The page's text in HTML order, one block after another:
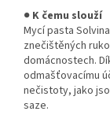
● K čemu slouží
Mycí pasta
znečištěných
domácnostech.
odmašťovacímu
nečistoty, jako
saze.